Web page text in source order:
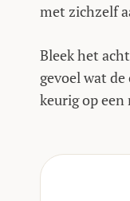
met zichzelf
Bleek het
gevoel wat
keurig op